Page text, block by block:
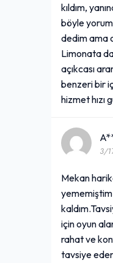
kıldım,
böyle
dedim ama
Limonata
açıkcası
benzeri bir
hizmet hızı
3/
Mekan
için oyun
rahat ve
tavsiye